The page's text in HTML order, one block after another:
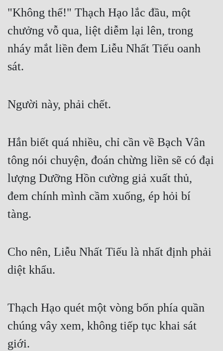
"Không thể!" Thạch Hạo lắc đầu, một
chưởng vỗ qua, liệt diễm lại lên, trong
nháy mắt liền đem Liễu Nhất Tiếu oanh
sát.
Người này, phải chết.
Hắn biết quá nhiều, chỉ cần về Bạch Vân
tông nói chuyện, đoán chừng liền sẽ có đại
lượng Dưỡng Hồn cường giả xuất thủ,
đem chính mình cầm xuống, ép hỏi bí
tàng.
Cho nên, Liễu Nhất Tiếu là nhất định phải
diệt khẩu.
Thạch Hạo quét một vòng bốn phía quần
chúng vây xem, không tiếp tục khai sát
giới.